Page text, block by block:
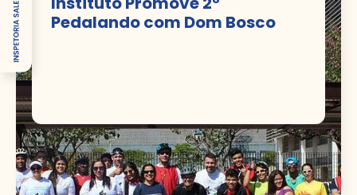
Pedalando com Dom Bosco